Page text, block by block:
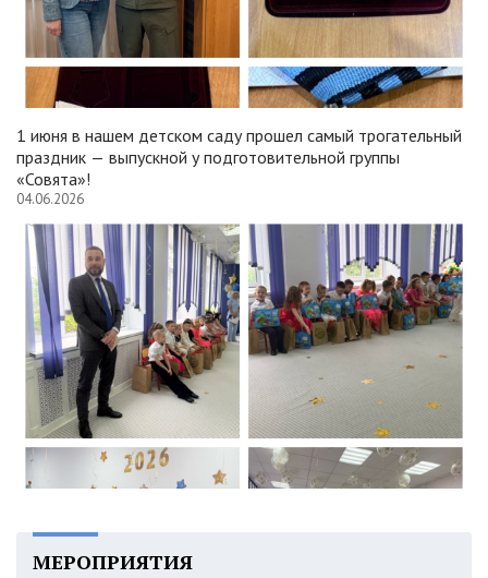
1 июня в нашем детском саду прошел самый трогательный
праздник — выпускной у подготовительной группы
«Совята»!
04.06.2026
МЕРОПРИЯТИЯ